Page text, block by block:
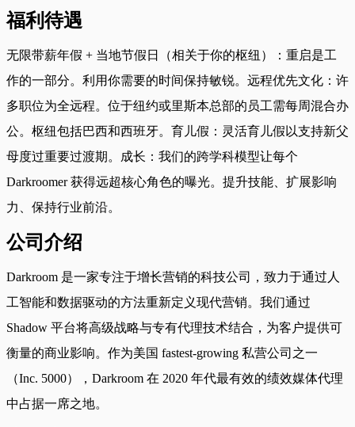
福利待遇
无限带薪年假 + 当地节假日（相关于你的枢纽）：重启是工
作的一部分。利用你需要的时间保持敏锐。远程优先文化：许
多职位为全远程。位于纽约或里斯本总部的员工需每周混合办
公。枢纽包括巴西和西班牙。育儿假：灵活育儿假以支持新父
母度过重要过渡期。成长：我们的跨学科模型让每个
Darkroomer 获得远超核心角色的曝光。提升技能、扩展影响
力、保持行业前沿。
公司介绍
Darkroom 是一家专注于增长营销的科技公司，致力于通过人
工智能和数据驱动的方法重新定义现代营销。我们通过
Shadow 平台将高级战略与专有代理技术结合，为客户提供可
衡量的商业影响。作为美国 fastest-growing 私营公司之一
（Inc. 5000），Darkroom 在 2020 年代最有效的绩效媒体代理
中占据一席之地。